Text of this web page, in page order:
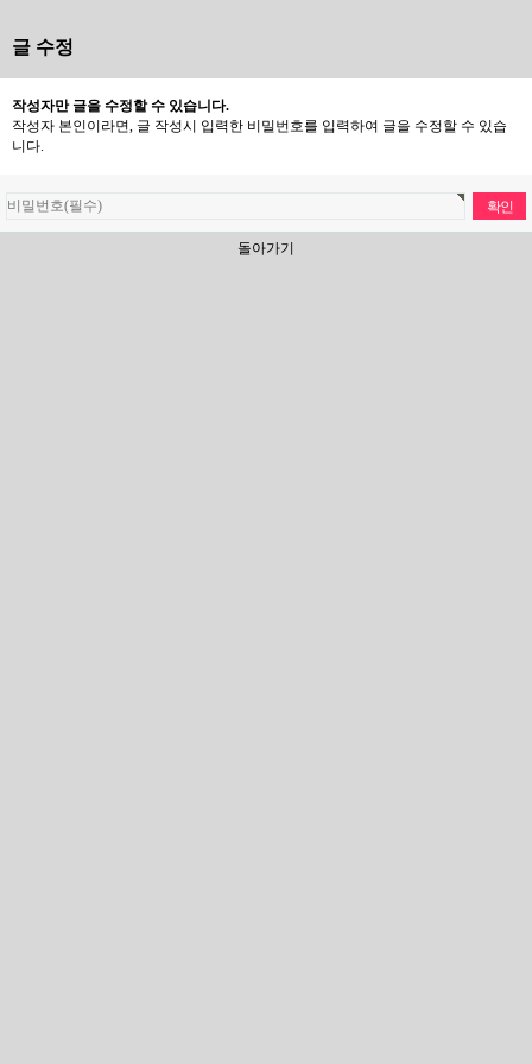
글 수정
작성자만 글을 수정할 수 있습니다.
작성자 본인이라면, 글 작성시 입력한 비밀번호를 입력하여 글을 수정할 수 있습
니다.
돌아가기